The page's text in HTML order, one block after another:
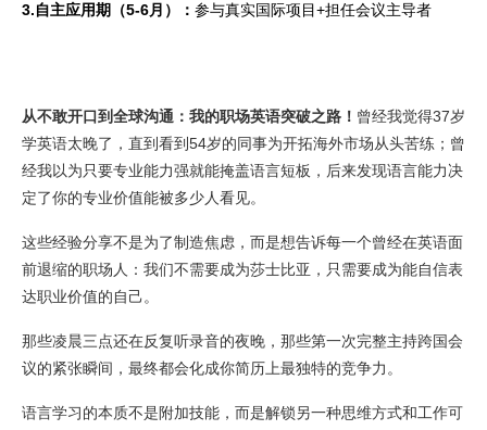
3.自主应用期（5-6月）： 参与真实国际项目+担任会议主导者
从不敢开口到全球沟通：我的职场英语突破之路！ 曾经我觉得37岁
学英语太晚了，直到看到54岁的同事为开拓海外市场从头苦练；曾
经我以为只要专业能力强就能掩盖语言短板，后来发现语言能力决
定了你的专业价值能被多少人看见。
这些经验分享不是为了制造焦虑，而是想告诉每一个曾经在英语面
前退缩的职场人：我们不需要成为莎士比亚，只需要成为能自信表
达职业价值的自己。
那些凌晨三点还在反复听录音的夜晚，那些第一次完整主持跨国会
议的紧张瞬间，最终都会化成你简历上最独特的竞争力。
语言学习的本质不是附加技能，而是解锁另一种思维方式和工作可